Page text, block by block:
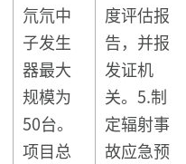
氘氘中
子发生
器最大
规模为
50台。
项目总
度评估报
告，并报
发证机
关。5.制
定辐射事
故应急预